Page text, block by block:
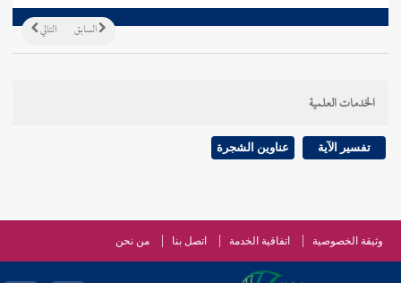
التالي السابق
الخدمات العلمية
تفسير الآية عناوين الشجرة
وثيقة الخصوصية اتفاقية الخدمة اتصل بنا من نحن